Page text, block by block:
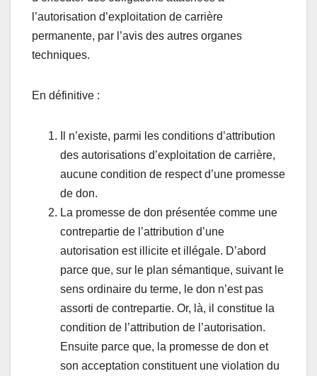
l’autorisation d’exploitation de carrière
permanente, par l’avis des autres organes
techniques.
En définitive :
Il n’existe, parmi les conditions d’attribution
des autorisations d’exploitation de carrière,
aucune condition de respect d’une promesse
de don.
La promesse de don présentée comme une
contrepartie de l’attribution d’une
autorisation est illicite et illégale. D’abord
parce que, sur le plan sémantique, suivant le
sens ordinaire du terme, le don n’est pas
assorti de contrepartie. Or, là, il constitue la
condition de l’attribution de l’autorisation.
Ensuite parce que, la promesse de don et
son acceptation constituent une violation du